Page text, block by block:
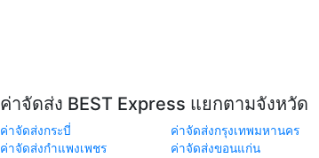
ค่าจัดส่ง BEST Express แยกตามจังหวัด
ค่าจัดส่งกระบี่ ค่าจัดส่งกรุงเทพมหานคร
ค่าจัดส่งกำแพงเพชร
ค่าจัดส่งขอนแก่น